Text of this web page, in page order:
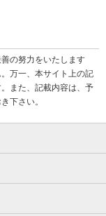
の努力をいたします
万一、本サイト上の記
また、記載内容は、予
下さい。